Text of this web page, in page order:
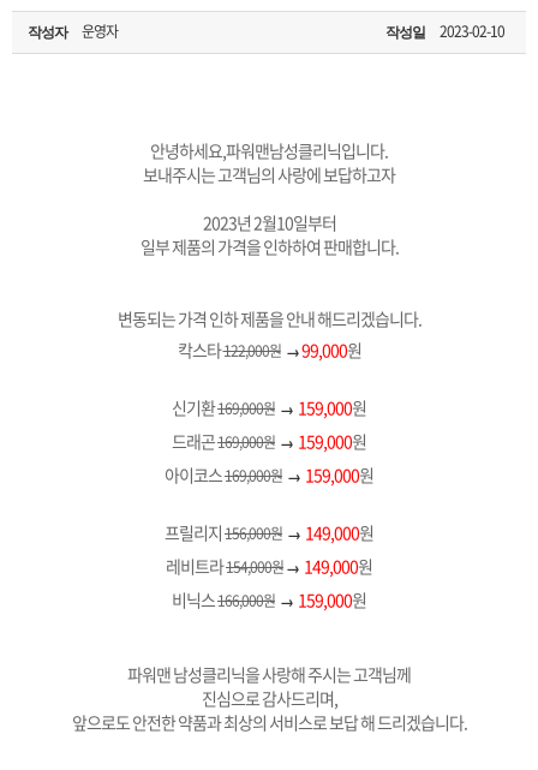
노
객
마
입금확인이 안되는 상황을 대비해 꼭 입금후 고객센터 연락바랍니다.
작성자 운영자 작성일 2023-02-10
안녕하세요,파워맨남성클리닉입니다.
보내주시는 고객님의 사랑에 보답하고자
2023년 2월10일부터
일부 제품의 가격을 인하하여 판매합니다.
변동되는 가격 인하 제품을 안내 해드리겠습니다.
칵스타122,000원 →99,000원
신기환169,000원 → 159,000원
드래곤169,000원 → 159,000원
아이코스169,000원 → 159,000원
프릴리지156,000원 → 149,000원
레비트라154,000원→ 149,000원
비닉스166,000원 → 159,000원
파워맨 남성클리닉을 사랑해 주시는 고객님께
진심으로 감사드리며,
앞으로도 안전한 약품과 최상의 서비스로 보답 해 드리겠습니다.